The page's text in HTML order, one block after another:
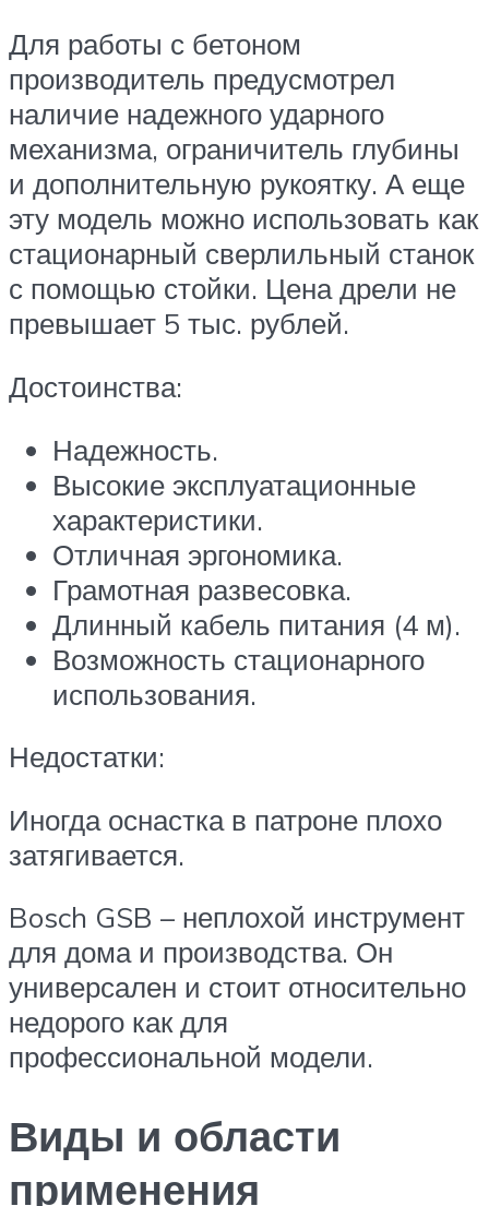
Для работы с бетоном
производитель предусмотрел
наличие надежного ударного
механизма, ограничитель глубины
и дополнительную рукоятку. А еще
эту модель можно использовать как
стационарный сверлильный станок
с помощью стойки. Цена дрели не
превышает 5 тыс. рублей.
Достоинства:
Надежность.
Высокие эксплуатационные
характеристики.
Отличная эргономика.
Грамотная развесовка.
Длинный кабель питания (4 м).
Возможность стационарного
использования.
Недостатки:
Иногда оснастка в патроне плохо
затягивается.
Bosch GSB – неплохой инструмент
для дома и производства. Он
универсален и стоит относительно
недорого как для
профессиональной модели.
Виды и области
применения